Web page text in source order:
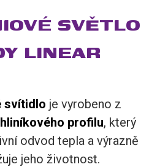
SVĚTLO
LINEAR
svítidlo je vyrobeno z
profilu, který
odvod tepla a výrazně
jeho životnost.